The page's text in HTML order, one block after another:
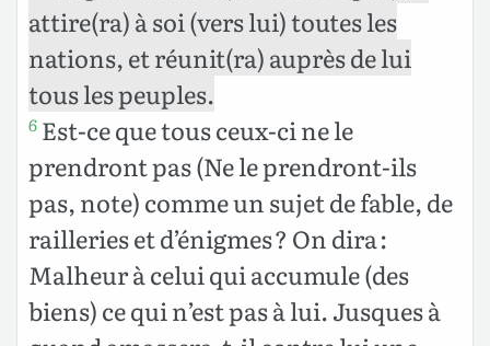
attire(ra) à soi (vers lui) toutes les
nations, et réunit(ra) auprès de lui
tous les peuples.
6 Est-ce que tous ceux-ci ne le
prendront pas (Ne le prendront-ils
pas, note) comme un sujet de fable, de
railleries et d’énigmes ? On dira :
Malheur à celui qui accumule (des
biens) ce qui n’est pas à lui. Jusques à